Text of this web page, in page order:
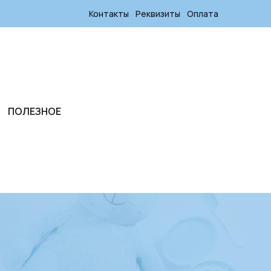
Контакты Реквизиты Оплата
ПОЛЕЗНОЕ